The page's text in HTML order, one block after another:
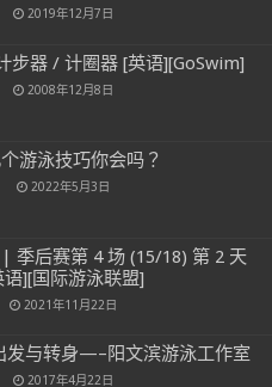
2019年12月7日
步器 / 计圈器 [英语][GoSwim]
2008年12月8日
游泳技巧你会吗？
2022年5月3日
季后赛第 4 场 (15/18) 第 2 天
语][国际游泳联盟]
2021年11月22日
发与转身—–阳文滨游泳工作室
2017年4月22日